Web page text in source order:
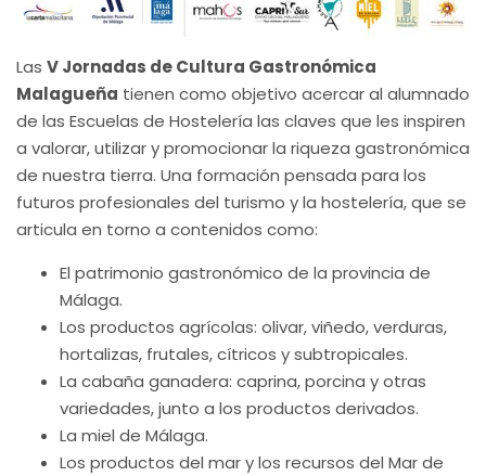
Las V Jornadas de Cultura Gastronómica
Malagueña tienen como objetivo acercar al alumnado
de las Escuelas de Hostelería las claves que les inspiren
a valorar, utilizar y promocionar la riqueza gastronómica
de nuestra tierra. Una formación pensada para los
futuros profesionales del turismo y la hostelería, que se
articula en torno a contenidos como:
El patrimonio gastronómico de la provincia de
Málaga.
Los productos agrícolas: olivar, viñedo, verduras,
hortalizas, frutales, cítricos y subtropicales.
La cabaña ganadera: caprina, porcina y otras
variedades, junto a los productos derivados.
La miel de Málaga.
Los productos del mar y los recursos del Mar de